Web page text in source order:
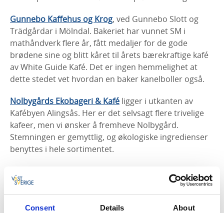
Consent Details About
Gunnebo Kaffehus og Krog, ved Gunnebo Slott og
Trädgårdar i Mölndal. Bakeriet har vunnet SM i
mathåndverk flere år, fått medaljer for de gode
brødene sine og blitt kåret til årets bærekraftige kafé
av White Guide Kafé. Det er ingen hemmelighet at
dette stedet vet hvordan en baker kanelboller også.
Nolbygårds Ekobageri & Kafé ligger i utkanten av
Kafébyen Alingsås. Her er det selvsagt flere trivelige
kafeer, men vi ønsker å fremheve Nolbygård.
Stemningen er gemyttlig, og økologiske ingredienser
benyttes i hele sortimentet.
Tjörn. Bruken av økologiske og nærproduserte
råvarer har ført til mange stamgjester. Har du smakt
bollene deres som er laget på surdeig?